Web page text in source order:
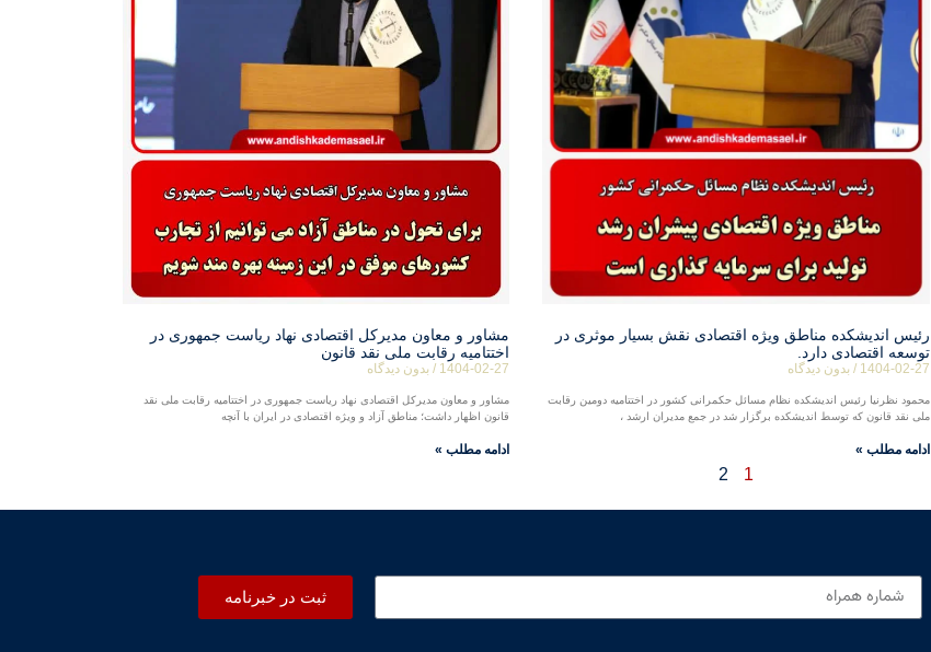
رئیس اندیشکده مناطق ویژه اقتصادی نقش بسیار موثری در
توسعه اقتصادی دارد.
1404-02-27 بدون دیدگاه
محمود نظرنیا رئیس اندیشکده نظام مسائل حکمرانی کشور در اختتامیه دومین رقابت
ملی نقد قانون که توسط اندیشکده برگزار شد در جمع مدیران ارشد ،
ادامه مطلب »
مشاور و معاون مدیرکل اقتصادی نهاد ریاست جمهوری در
اختتامیه رقابت ملی نقد قانون
1404-02-27 بدون دیدگاه
مشاور و معاون مدیرکل اقتصادی نهاد ریاست جمهوری در اختتامیه رقابت ملی نقد
قانون اظهار داشت؛ مناطق آزاد و ویژه اقتصادی در ایران با آنچه
ادامه مطلب »
1
2
ثبت در خبرنامه